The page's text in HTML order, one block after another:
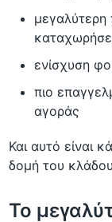
ενίσχυση
πιο
αγοράς
Και αυτό είναι
δομή του
Το